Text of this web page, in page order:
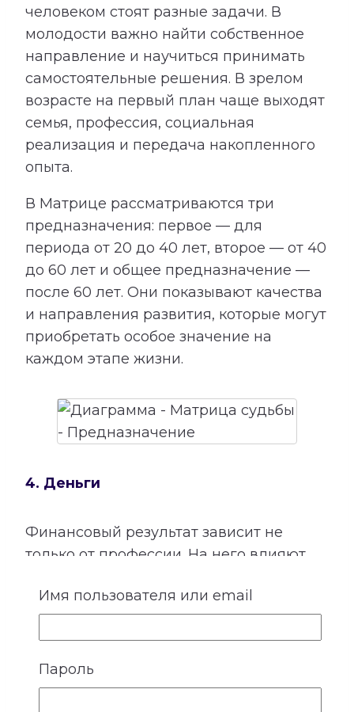
человеком стоят разные задачи. В
молодости важно найти собственное
направление и научиться принимать
самостоятельные решения. В зрелом
возрасте на первый план чаще выходят
семья, профессия, социальная
реализация и передача накопленного
опыта.
В Матрице рассматриваются три
предназначения: первое — для
периода от 20 до 40 лет, второе — от 40
до 60 лет и общее предназначение —
после 60 лет. Они показывают качества
и направления развития, которые могут
приобретать особое значение на
каждом этапе жизни.
4. Деньги
Финансовый результат зависит не
только от профессии. На него влияют
привычки, семейные установки,
использовать открывающиеся
возможности.
Имя пользователя или email
Пароль